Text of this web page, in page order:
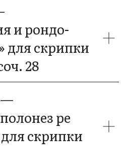
и рондо-
для скрипки
28
—
ре
скрипки